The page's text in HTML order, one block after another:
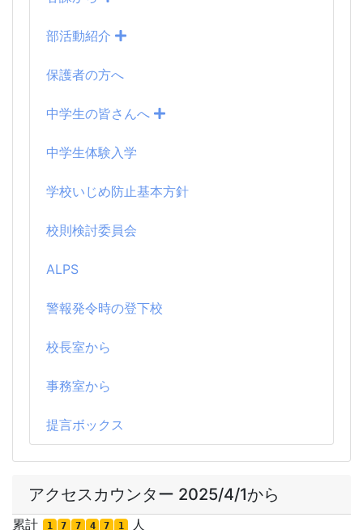
部活動紹介
保護者の方へ
中学生の皆さんへ
中学生体験入学
学校いじめ防止基本方針
校則検討委員会
ALPS
警報発令時の登下校
校長室から
事務室から
提言ボックス
アクセスカウンター 2025/4/1から
累計 1 7 7 4 7 1 人